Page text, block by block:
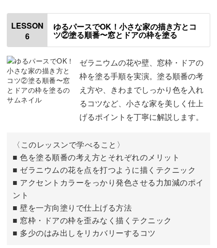
使用する材料・道具
テンプレートをトレースする
トレースしないで下書きを描く 09:58
LESSON
6
ゆるパースでOK！小さな家の描き方とコ
ツ②塗る順番〜窓とドアの枠を塗る
ゼラニウムの花や壁、窓枠・ドアの
枠を塗る手順を実演。塗る順番の考
え方や、きわまでしっかり色を入れ
るコツなど、小さな家を美しく仕上
げるポイントを丁寧に解説します。
〈このレッスンで学べること〉
■ 色を塗る順番の考え方とそれぞれのメリット
■ ゼラニウムの花を点を打つように描くテクニック
■ アクセントカラーをっかり発色させる力加減のポイ
ント
■ 壁を一方向塗りで仕上げる方法
■ 窓枠・ドアの枠を歪みなく描くテクニック
■ 多少のはみ出しをリカバリーするコツ